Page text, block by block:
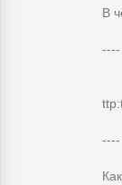
В
----
----